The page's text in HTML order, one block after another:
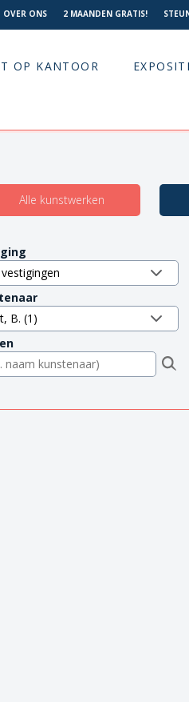
OVER ONS 2 MAANDEN GRATIS!
OP KANTOOR
Alle kunstwerken